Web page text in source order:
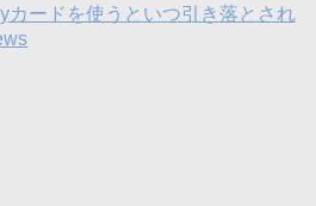
カードを使うといつ引き落とされ